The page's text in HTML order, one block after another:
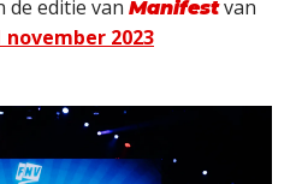
de editie van Manifestvan
november 2023